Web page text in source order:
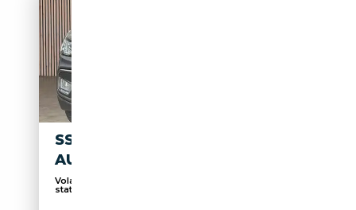
SSANGYONG XLV // BOITE
AUTOMATIQUE \\
Volant multifonctions, Caméra d'aide au
stationnem...